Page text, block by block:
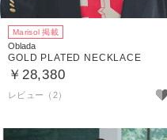
Marisol 掲載
Oblada
GOLD PLATED NECKLACE
￥28,380
レビュー（2）